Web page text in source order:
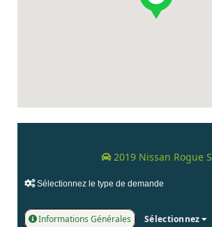
2019 Nissan Rogue S
Sélectionnez le type de demande
Informations Générales Sélectionnez